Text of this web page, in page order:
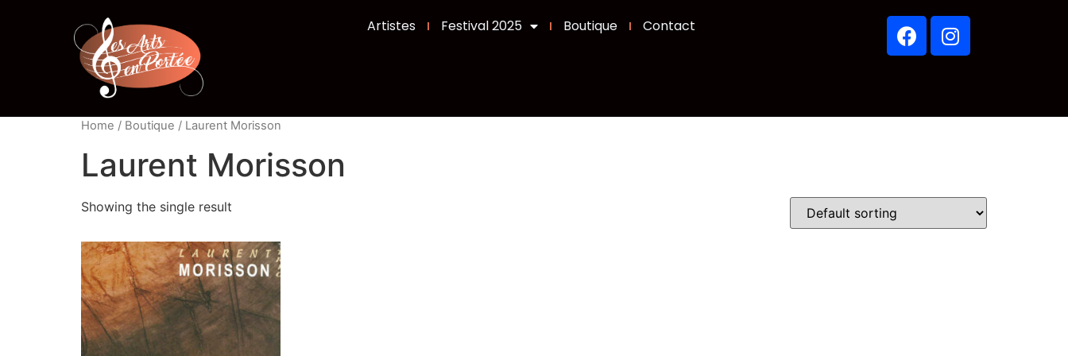
Artistes Festival 2025 Boutique Contact
Home / Boutique / Laurent Morisson
Laurent Morisson
Showing the single result